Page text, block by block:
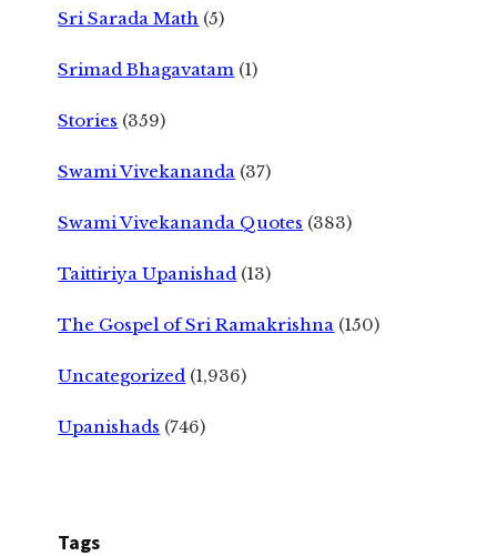
Sri Sarada Math (5)
Srimad Bhagavatam (1)
Stories (359)
Swami Vivekananda (37)
Swami Vivekananda Quotes (383)
Taittiriya Upanishad (13)
The Gospel of Sri Ramakrishna (150)
Uncategorized (1,936)
Upanishads (746)
Tags